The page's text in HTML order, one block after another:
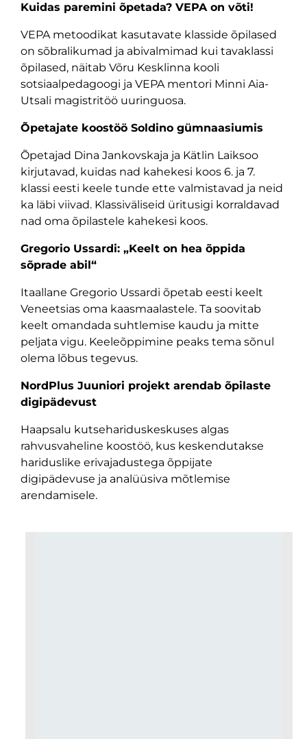
Kuidas paremini õpetada? VEPA on võti!
VEPA metoodikat kasutavate klasside õpilased
on sõbralikumad ja abivalmimad kui tavaklassi
õpilased, näitab Võru Kesklinna kooli
sotsiaalpedagoogi ja VEPA mentori Minni Aia-
Utsali magistritöö uuringuosa.
Õpetajate koostöö Soldino gümnaasiumis
Õpetajad Dina Jankovskaja ja Kätlin Laiksoo
kirjutavad, kuidas nad kahekesi koos 6. ja 7.
klassi eesti keele tunde ette valmistavad ja neid
ka läbi viivad. Klassiväliseid üritusigi korraldavad
nad oma õpilastele kahekesi koos.
Gregorio Ussardi: „Keelt on hea õppida
sõprade abil“
Itaallane Gregorio Ussardi õpetab eesti keelt
Veneetsias oma kaasmaalastele. Ta soovitab
keelt omandada suhtlemise kaudu ja mitte
peljata vigu. Keeleõppimine peaks tema sõnul
olema lõbus tegevus.
NordPlus Juuniori projekt arendab õpilaste
digipädevust
Haapsalu kutsehariduskeskuses algas
rahvusvaheline koostöö, kus keskendutakse
hariduslike erivajadustega õppijate
digipädevuse ja analüüsiva mõtlemise
arendamisele.